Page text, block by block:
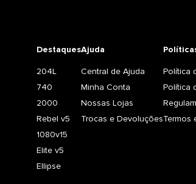
Destaques
204L
740
2000
Rebel v5
1080v15
Elite v5
Ellipse
Ajuda
Central de Ajuda
Minha Conta
Nossas Lojas
Trocas e Devoluções
Política
Política
Termos